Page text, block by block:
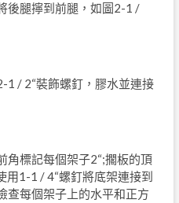
後腿擰到前腿，如圖2-1 /
1 / 2“裝飾螺釘，膠水並連接
角標記每個架子2“;擱板的頂
用1-1 / 4“螺釘將底架連接到
查每個架子上的水平和正方